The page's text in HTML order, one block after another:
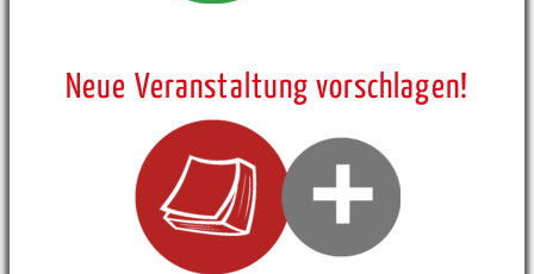
Neue Veranstaltung vorschlagen!